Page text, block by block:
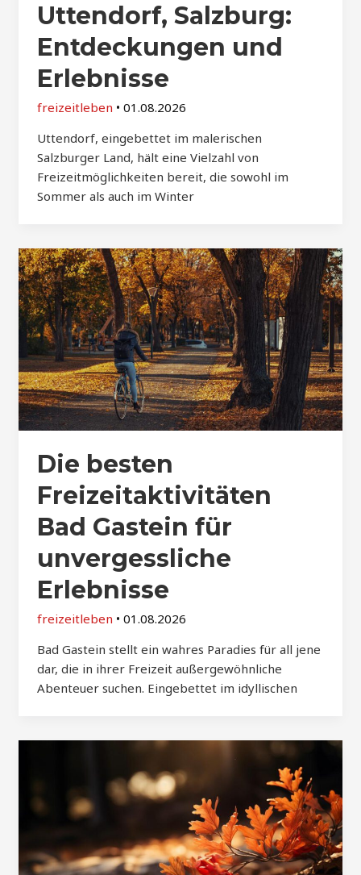
Uttendorf, Salzburg:
Entdeckungen und
Erlebnisse
freizeitleben • 01.08.2026
Uttendorf, eingebettet im malerischen
Salzburger Land, hält eine Vielzahl von
Freizeitmöglichkeiten bereit, die sowohl im
Sommer als auch im Winter
Die besten
Freizeitaktivitäten
Bad Gastein für
unvergessliche
Erlebnisse
freizeitleben • 01.08.2026
Bad Gastein stellt ein wahres Paradies für all jene
dar, die in ihrer Freizeit außergewöhnliche
Abenteuer suchen. Eingebettet im idyllischen